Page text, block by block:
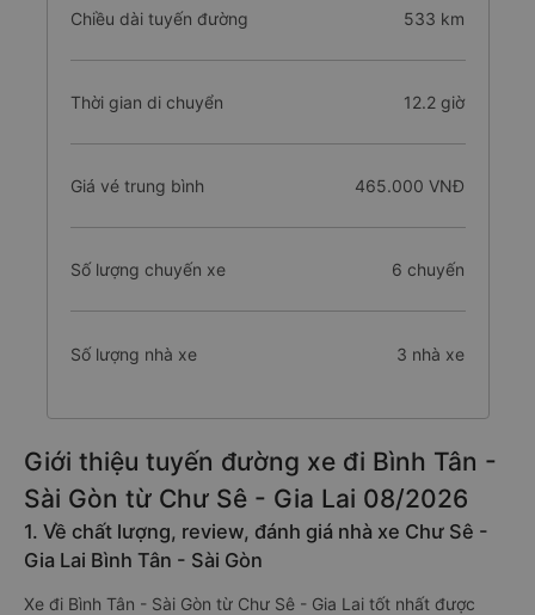
Chiều dài tuyến đường 533 km
Thời gian di chuyển 12.2 giờ
Giá vé trung bình 465.000 VNĐ
Số lượng chuyến xe 6 chuyến
Số lượng nhà xe 3 nhà xe
Giới thiệu tuyến đường xe đi Bình Tân -
Sài Gòn từ Chư Sê - Gia Lai 08/2026
1. Về chất lượng, review, đánh giá nhà xe Chư Sê -
Gia Lai Bình Tân - Sài Gòn
Xe đi Bình Tân - Sài Gòn từ Chư Sê - Gia Lai tốt nhất được